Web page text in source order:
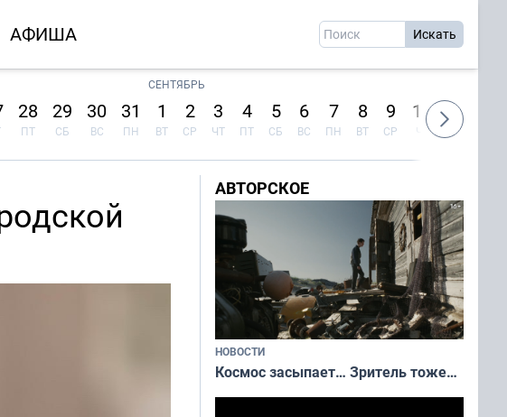
АФИША
28
ПТ
29
СБ
30
ВС
31
ПН
СЕНТЯБРЬ
1
ВТ
2
СР
3
ЧТ
4
ПТ
5
СБ
6
ВС
7
ПН
8
ВТ
9
СР
10
ЧТ
11
ПТ
АВТОРСКОЕ
НОВОСТИ
Космос засыпает… Зритель тоже…